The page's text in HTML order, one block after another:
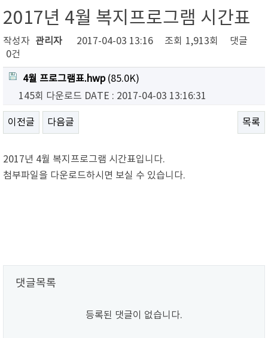
2017년 4월 복지프로그램 시간표
작성자 관리자 2017-04-03 13:16 조회 1,913회
댓글
0건
4월 프로그램표.hwp(85.0K)
145회 다운로드 DATE : 2017-04-03 13:16:31
이전글 다음글 목록
2017년 4월 복지프로그램 시간표입니다.
첨부파일을 다운로드하시면 보실 수 있습니다.
댓글목록
등록된 댓글이 없습니다.